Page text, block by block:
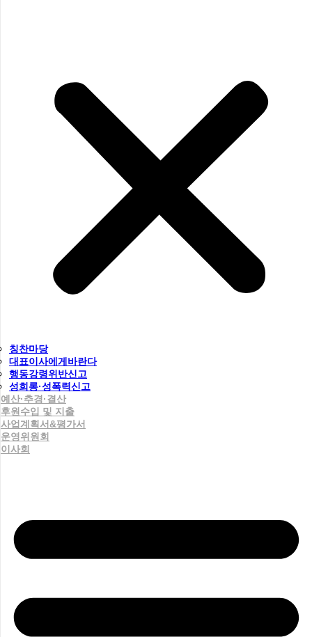
칭찬마당
대표이사에게바란다
행동강령위반신고
성희롱·성폭력신고
예산·추경·결산
후원수입 및 지출
사업계획서&평가서
운영위원회
이사회